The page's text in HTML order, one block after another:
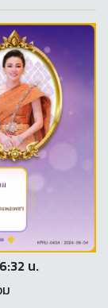
น.